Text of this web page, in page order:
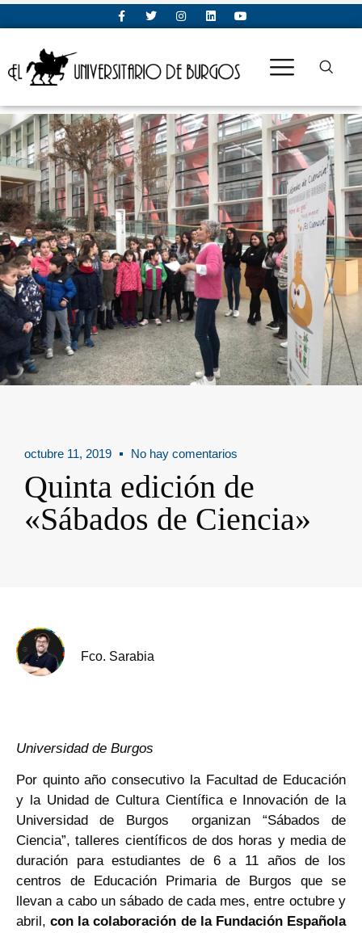
octubre 11, 2019 No hay comentarios
Quinta edición de
«Sábados de Ciencia»
Fco. Sarabia
Universidad de Burgos
Por quinto año consecutivo la Facultad de Educación
y la Unidad de Cultura Científica e Innovación de la
Universidad de Burgos organizan “Sábados de
Ciencia”, talleres científicos de dos horas y media de
duración para estudiantes de 6 a 11 años de los
centros de Educación Primaria de Burgos que se
llevan a cabo un sábado de cada mes, entre octubre y
abril,con la colaboración de la Fundación Española